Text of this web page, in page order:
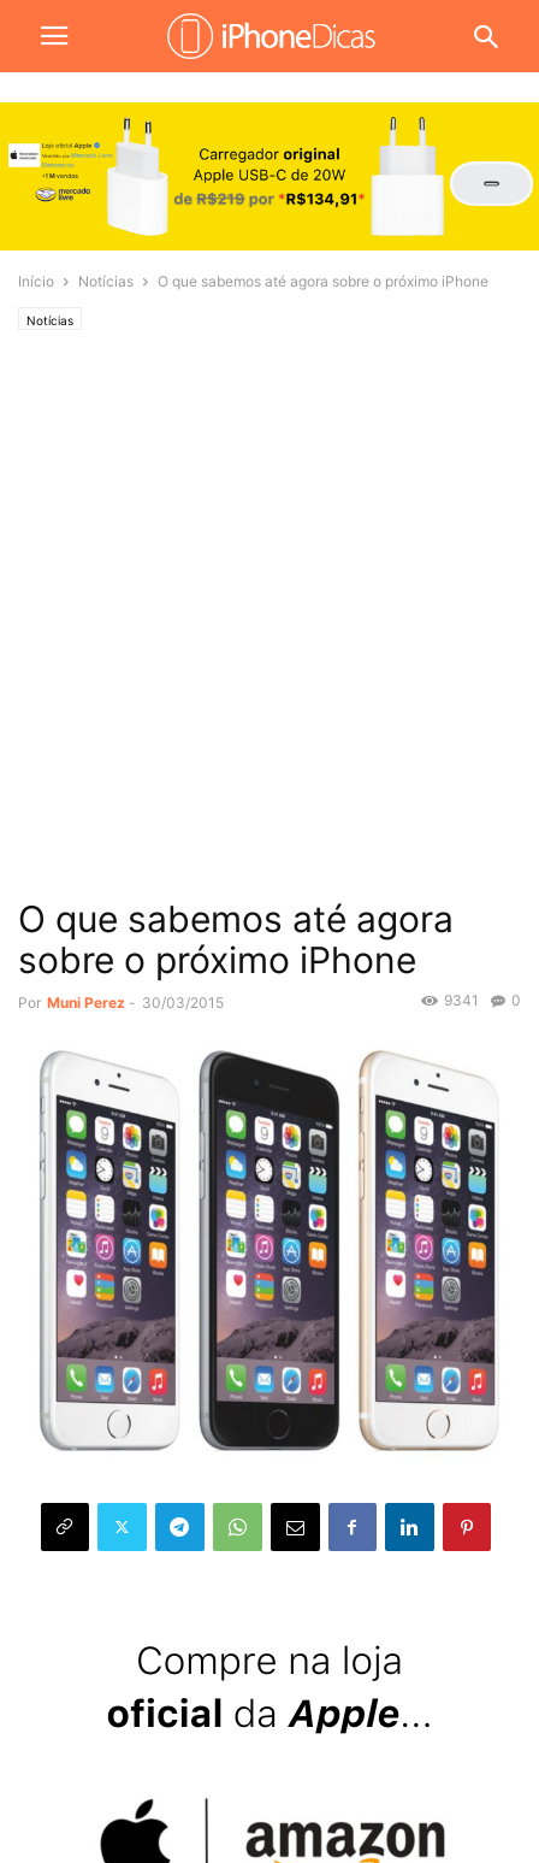
Início Notícias O que sabemos até agora sobre o próximo iPhone
Notícias
O que sabemos até agora
sobre o próximo iPhone
Por Muni Perez - 30/03/2015 0
9341